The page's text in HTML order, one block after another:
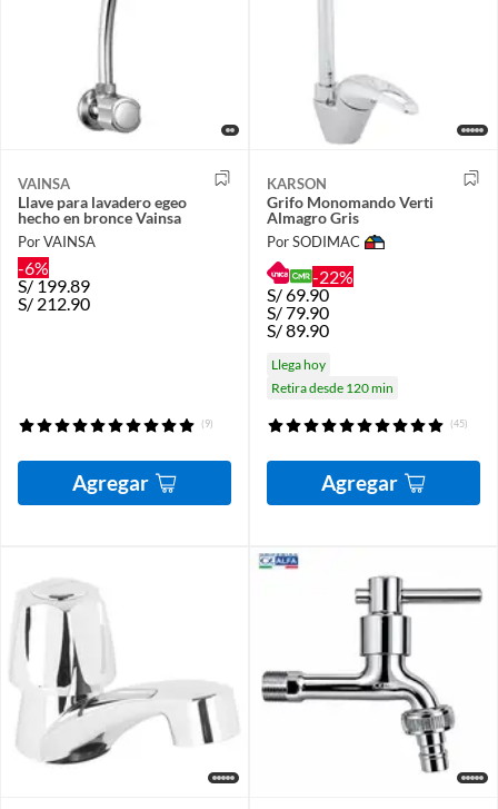
VAINSA
Llave para lavadero egeo
hecho en bronce Vainsa
Por VAINSA
-6%
S/ 199.89
S/ 212.90
(9)
Agregar
KARSON
Grifo Monomando Verti
Almagro Gris
Por SODIMAC
-22%
S/69.90
S/79.90
S/89.90
Llega hoy
Retira desde 120 min
(45)
Agregar